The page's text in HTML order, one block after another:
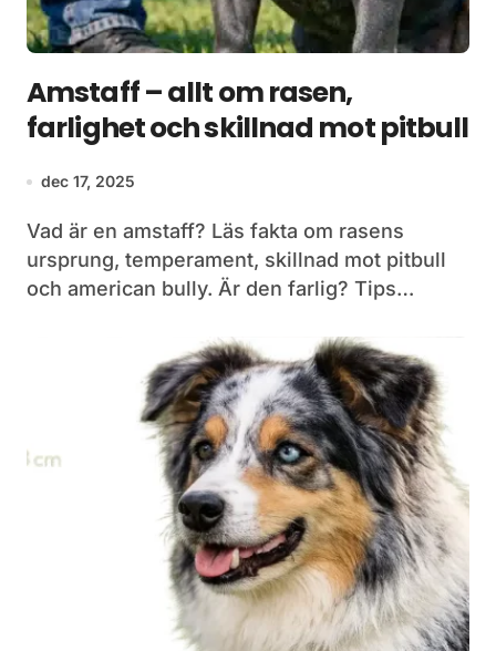
Amstaff – allt om rasen,
farlighet och skillnad mot pitbull
dec 17, 2025
Vad är en amstaff? Läs fakta om rasens
ursprung, temperament, skillnad mot pitbull
och american bully. Är den farlig? Tips…